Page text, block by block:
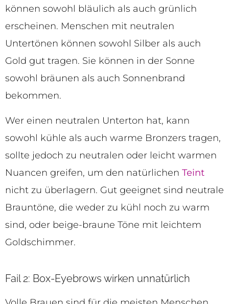
können sowohl bläulich als auch grünlich
erscheinen. Menschen mit neutralen
Untertönen können sowohl Silber als auch
Gold gut tragen. Sie können in der Sonne
sowohl bräunen als auch Sonnenbrand
bekommen.
Wer einen neutralen Unterton hat, kann
sowohl kühle als auch warme Bronzers tragen,
sollte jedoch zu neutralen oder leicht warmen
Nuancen greifen, um den natürlichen Teint
nicht zu überlagern. Gut geeignet sind neutrale
Brauntöne, die weder zu kühl noch zu warm
sind, oder beige-braune Töne mit leichtem
Goldschimmer.
Fail 2: Box-Eyebrows wirken unnatürlich